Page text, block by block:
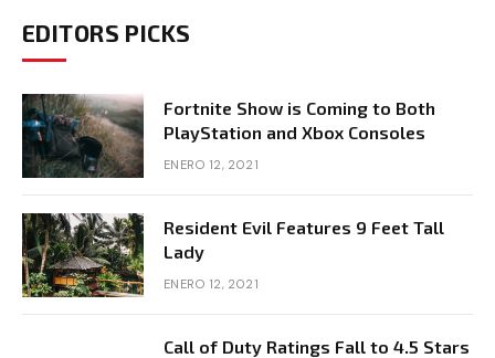
EDITORS PICKS
Fortnite Show is Coming to Both
PlayStation and Xbox Consoles
ENERO 12, 2021
Resident Evil Features 9 Feet Tall
Lady
ENERO 12, 2021
Call of Duty Ratings Fall to 4.5 Stars